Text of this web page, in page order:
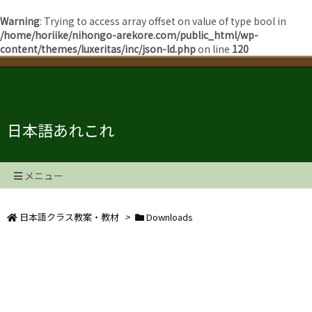
Warning: Trying to access array offset on value of type bool in
/home/horiike/nihongo-arekore.com/public_html/wp-
content/themes/luxeritas/inc/json-ld.phpon line 120
日本語あれこれ
メニュー
日本語クラス教案・教材 > Downloads